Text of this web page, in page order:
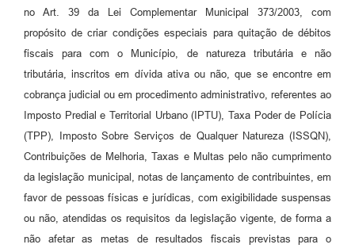
no Art. 39 da Lei Complementar Municipal 373/2003, com
propósito de criar condições especiais para quitação de débitos
fiscais para com o Município, de natureza tributária e não
tributária, inscritos em dívida ativa ou não, que se encontre em
cobrança judicial ou em procedimento administrativo, referentes ao
Imposto Predial e Territorial Urbano (IPTU), Taxa Poder de Polícia
(TPP), Imposto Sobre Serviços de Qualquer Natureza (ISSQN),
Contribuições de Melhoria, Taxas e Multas pelo não cumprimento
da legislação municipal, notas de lançamento de contribuintes, em
favor de pessoas físicas e jurídicas, com exigibilidade suspensas
ou não, atendidas os requisitos da legislação vigente, de forma a
não afetar as metas de resultados fiscais previstas para o